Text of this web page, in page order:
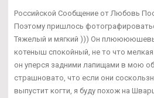
Российской Сообщение от Любовь
Поэтому пришлось
Тяжелый и мягкий ))) Он
котеныш спокойный, не то что мелкая
он уперся задними лапищами в мою
страшновато, что если они
выпустит когти, я буду похож на